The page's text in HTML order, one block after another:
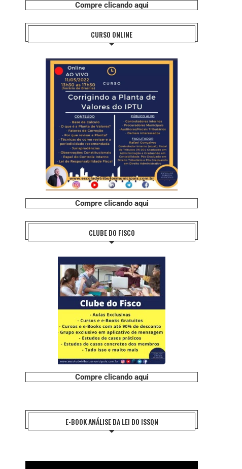
Compre clicando aqui
CURSO ONLINE
Compre clicando aqui
CLUBE DO FISCO
Compre clicando aqui
E-BOOK ANÁLISE DA LEI DO ISSQN